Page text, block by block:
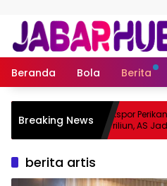
Beranda Bola Berita
Breaking News
Suzuki?
Ekspor
Triliun, AS Jadi
berita artis